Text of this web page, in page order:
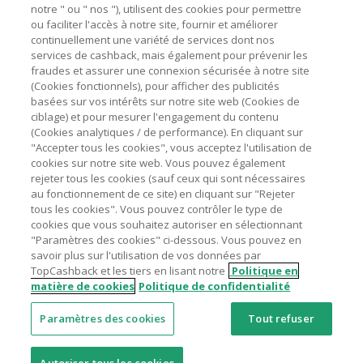
marchands sur le montant hors TVA/taxes et hors frais de
livraison/d’emballage/de service.
L'utilisation de plugins tels que Honey, AdBlock, uBlock, Pi-
hole et VPN peut bloquer le suivi de votre commande.
Pour chaque nouvelle transaction, il faut revenir sur
TopCashback et cliquer sur le bouton rose de cashback
pour accéder au site marchand et faire votre achat.
Assurez-vous que le lien TopCashback est le dernier lien
utilisé pour visiter le site marchand avant de finaliser votre
achat.
Tout compte impliqué dans des commandes ou activités
frauduleuses pour manipuler le système de cashback sera
clôturé et leur cashback confisqué.
Astuces pour économiser
A propos de
Contactez-nous
Mentions légales
Nos sites UK US CN JP DE AU
© 2005 - 2026 TopCashback Group Limited
notre " ou " nos "), utilisent des cookies pour permettre
ou faciliter l'accès à notre site, fournir et améliorer
continuellement une variété de services dont nos
services de cashback, mais également pour prévenir les
fraudes et assurer une connexion sécurisée à notre site
(Cookies fonctionnels), pour afficher des publicités
basées sur vos intérêts sur notre site web (Cookies de
ciblage) et pour mesurer l'engagement du contenu
(Cookies analytiques / de performance). En cliquant sur
"Accepter tous les cookies", vous acceptez l'utilisation de
cookies sur notre site web. Vous pouvez également
rejeter tous les cookies (sauf ceux qui sont nécessaires
au fonctionnement de ce site) en cliquant sur "Rejeter
tous les cookies". Vous pouvez contrôler le type de
cookies que vous souhaitez autoriser en sélectionnant
"Paramètres des cookies" ci-dessous. Vous pouvez en
savoir plus sur l'utilisation de vos données par
TopCashback et les tiers en lisant notre Politique en
matière de cookies Politique de confidentialité
Paramètres des cookies Tout refuser